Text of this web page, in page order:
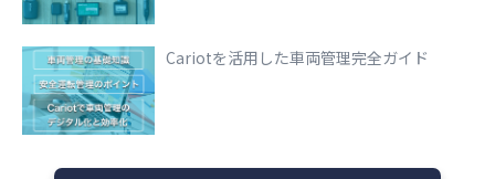
Cariotを活用した車両管理完全ガイド